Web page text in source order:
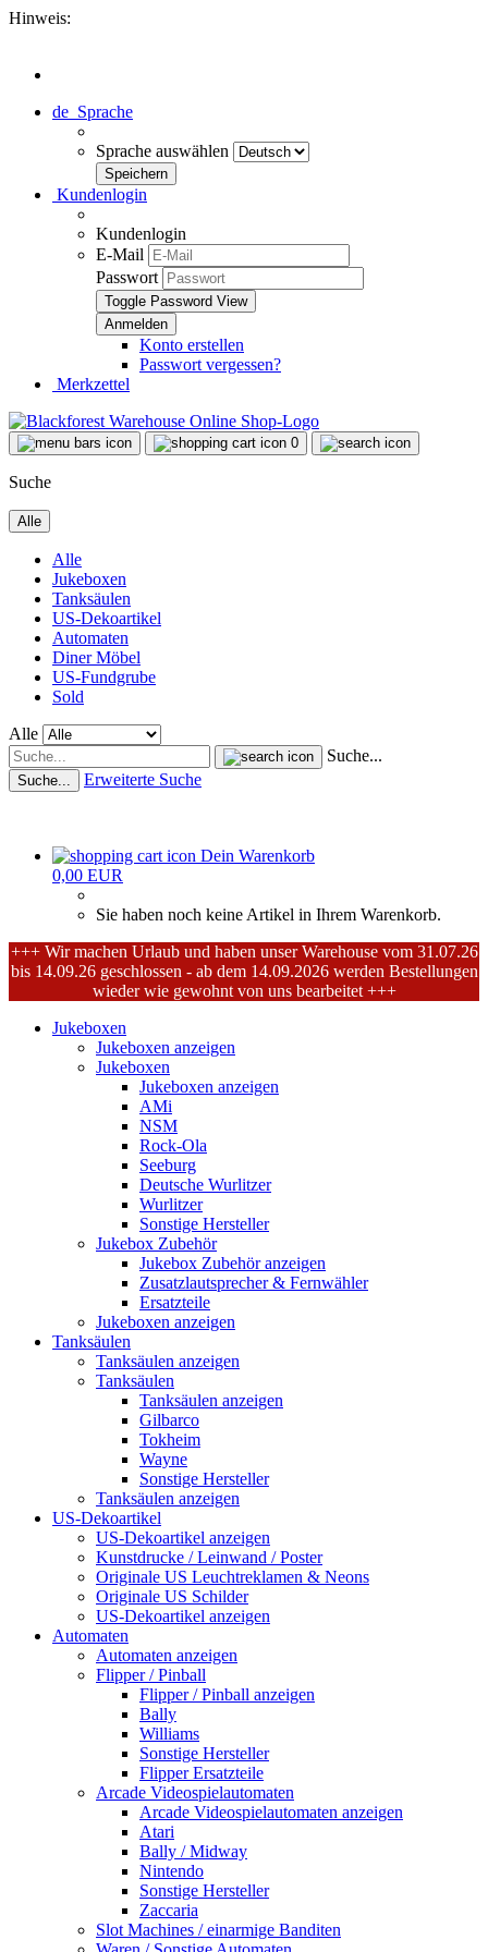
Hinweis:
de Sprache
Sprache auswählen
Kundenlogin
Kundenlogin
E-Mail
Passwort
Toggle Password View
Konto erstellen
Passwort vergessen?
Merkzettel
0
Suche
Alle
Alle
Jukeboxen
Tanksäulen
US-Dekoartikel
Automaten
Diner Möbel
US-Fundgrube
Sold
Alle
Suche...
Suche... Erweiterte Suche
Dein Warenkorb
0,00 EUR
Sie haben noch keine Artikel in Ihrem Warenkorb.
+++ Wir machen Urlaub und haben unser Warehouse vom 31.07.26
bis 14.09.26 geschlossen - ab dem 14.09.2026 werden Bestellungen
wieder wie gewohnt von uns bearbeitet +++
Jukeboxen
Jukeboxen anzeigen
Jukeboxen
Jukeboxen anzeigen
AMi
NSM
Rock-Ola
Seeburg
Deutsche Wurlitzer
Wurlitzer
Sonstige Hersteller
Jukebox Zubehör
Jukebox Zubehör anzeigen
Zusatzlautsprecher & Fernwähler
Ersatzteile
Jukeboxen anzeigen
Tanksäulen
Tanksäulen anzeigen
Tanksäulen
Tanksäulen anzeigen
Gilbarco
Tokheim
Wayne
Sonstige Hersteller
Tanksäulen anzeigen
US-Dekoartikel
US-Dekoartikel anzeigen
Kunstdrucke / Leinwand / Poster
Originale US Leuchtreklamen & Neons
Originale US Schilder
US-Dekoartikel anzeigen
Automaten
Automaten anzeigen
Flipper / Pinball
Flipper / Pinball anzeigen
Bally
Williams
Sonstige Hersteller
Flipper Ersatzteile
Arcade Videospielautomaten
Arcade Videospielautomaten anzeigen
Atari
Bally / Midway
Nintendo
Sonstige Hersteller
Zaccaria
Slot Machines / einarmige Banditen